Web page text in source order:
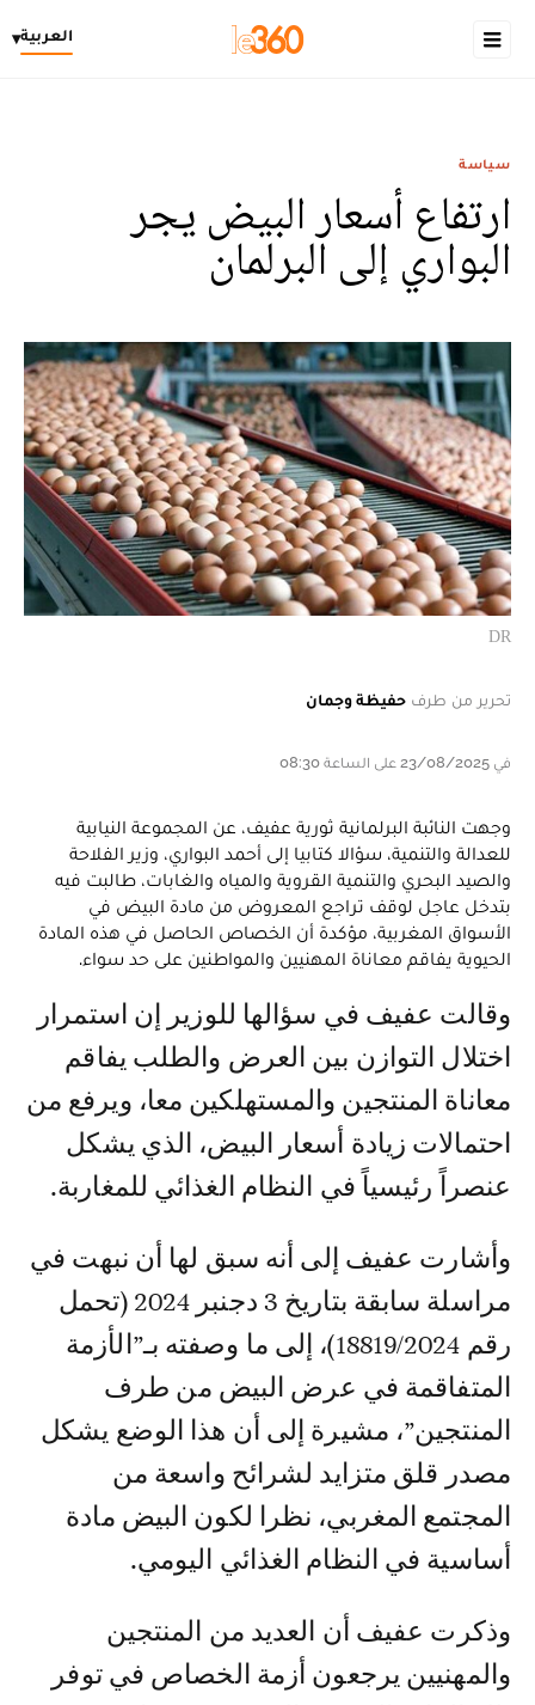
العربية▾
سياسة
ارتفاع أسعار البيض يجر
البواري إلى البرلمان
DR
تحرير من طرف حفيظة وجمان
في 23/08/2025 على الساعة 08:30
وجهت النائبة البرلمانية ثورية عفيف، عن المجموعة النيابية
للعدالة والتنمية، سؤالا كتابيا إلى أحمد البواري، وزير الفلاحة
والصيد البحري والتنمية القروية والمياه والغابات، طالبت فيه
بتدخل عاجل لوقف تراجع المعروض من مادة البيض في
الأسواق المغربية، مؤكدة أن الخصاص الحاصل في هذه المادة
الحيوية يفاقم معاناة المهنيين والمواطنين على حد سواء.
وقالت عفيف في سؤالها للوزير إن استمرار
اختلال التوازن بين العرض والطلب يفاقم
معاناة المنتجين والمستهلكين معا، ويرفع من
احتمالات زيادة أسعار البيض، الذي يشكل
عنصراً رئيسياً في النظام الغذائي للمغاربة.
وأشارت عفيف إلى أنه سبق لها أن نبهت في
مراسلة سابقة بتاريخ 3 دجنبر 2024 (تحمل
رقم 18819/2024)، إلى ما وصفته بـ”الأزمة
المتفاقمة في عرض البيض من طرف
المنتجين”، مشيرة إلى أن هذا الوضع يشكل
مصدر قلق متزايد لشرائح واسعة من
المجتمع المغربي، نظرا لكون البيض مادة
أساسية في النظام الغذائي اليومي.
وذكرت عفيف أن العديد من المنتجين
والمهنيين يرجعون أزمة الخصاص في توفر